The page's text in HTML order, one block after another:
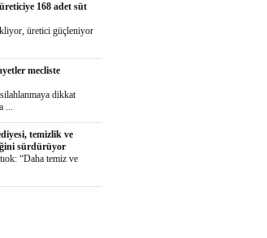
168 adet süt
üretici güçleniyor
mecliste
dikkat
...
temizlik ve
sürdürüyor
“Daha temiz ve